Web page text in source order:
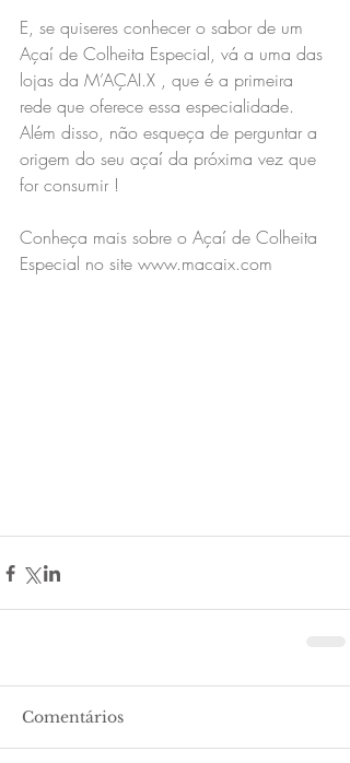
E, se quiseres conhecer o sabor de um
Açaí de Colheita Especial, vá a uma das
lojas da M’AÇAI.X , que é a primeira
rede que oferece essa especialidade.
Além disso, não esqueça de perguntar a
origem do seu açaí da próxima vez que
for consumir !
Conheça mais sobre o Açaí de Colheita
Especial no site www.macaix.com
Comentários